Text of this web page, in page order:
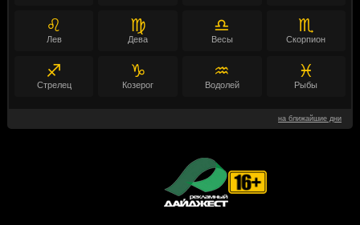
♌
Лев
♍
Дева
♎
Весы
♏
Скорпион
♐
Стрелец
♑
Козерог
♒
Водолей
♓
Рыбы
на ближайшие дни